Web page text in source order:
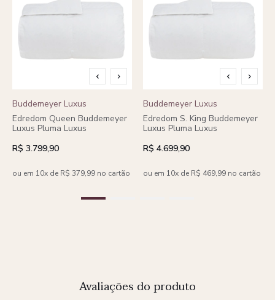
Buddemeyer Luxus
Edredom Queen Buddemeyer
Luxus Pluma Luxus
R$ 3.799,90
ou em 10x de R$ 379,99 no cartão
Buddemeyer Luxus
Edredom S. King Buddemeyer
Luxus Pluma Luxus
R$ 4.699,90
ou em 10x de R$ 469,99 no cartão
Avaliações do produto